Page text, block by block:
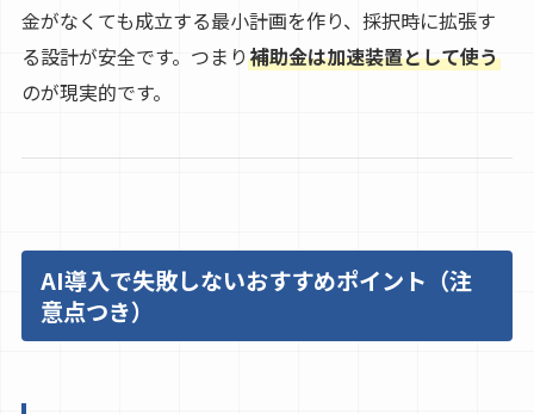
金がなくても成立する最小計画を作り、採択時に拡張す
る設計が安全です。つまり 補助金は加速装置として使う
のが現実的です。
AI導入で失敗しないおすすめポイント（注
意点つき）